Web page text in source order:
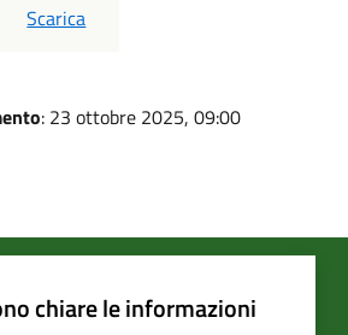
PDF
Scarica
: 23 ottobre 2025, 09:00
chiare le informazioni